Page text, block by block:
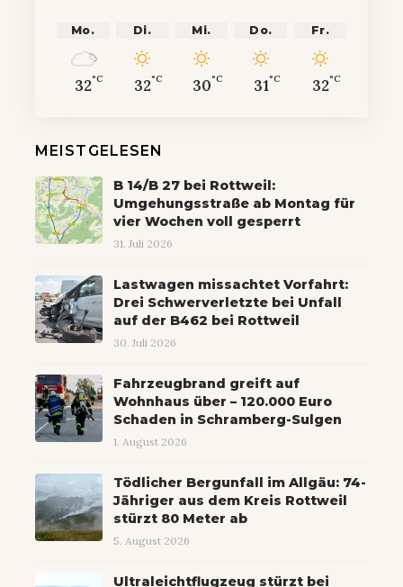
Mo.
32°C
Di.
32°C
Mi.
30°C
Do.
31°C
Fr.
32°C
MEISTGELESEN
B 14/B 27 bei Rottweil:
Umgehungsstraße ab Montag für
vier Wochen voll gesperrt
31. Juli 2026
Lastwagen missachtet Vorfahrt:
Drei Schwerverletzte bei Unfall
auf der B462 bei Rottweil
30. Juli 2026
Fahrzeugbrand greift auf
Wohnhaus über – 120.000 Euro
Schaden in Schramberg-Sulgen
1. August 2026
Tödlicher Bergunfall im Allgäu: 74-
Jähriger aus dem Kreis Rottweil
stürzt 80 Meter ab
5. August 2026
Ultraleichtflugzeug stürzt bei